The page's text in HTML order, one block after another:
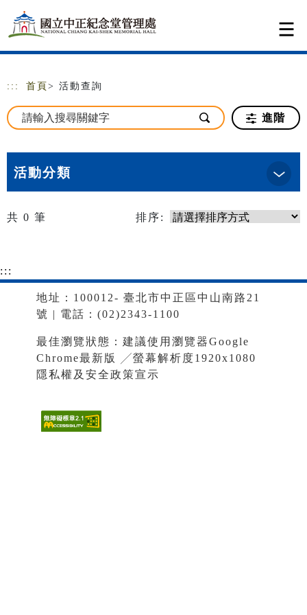
跳到主要內容
網站導覽
::: 首頁 > 活動查詢
進階
活動分類
共 0 筆 排序:
:::
地址：100012- 臺北市中正區中山南路21
號 | 電話：(02)2343-1100
最佳瀏覽狀態：建議使用瀏覽器Google
Chrome最新版 ╱螢幕解析度1920x1080
隱私權及安全政策宣示